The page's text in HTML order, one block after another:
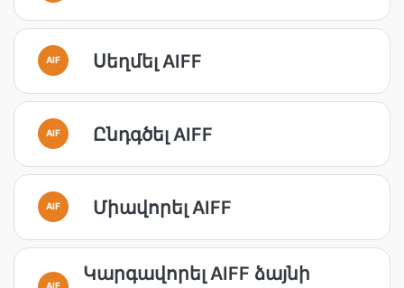
AIF Սեղմել AIFF
AIF Ընդգծել AIFF
AIF Միավորել AIFF
AIF
Կարգավորել AIFF ձայնի